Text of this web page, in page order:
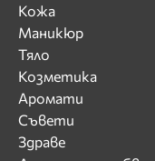
Кожа
Маникюр
Тяло
Козметика
Аромати
Съвети
Здраве